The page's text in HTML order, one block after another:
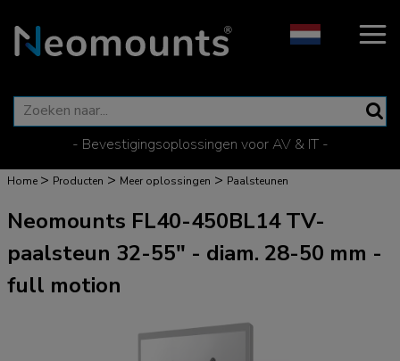
- Bevestigingsoplossingen voor AV & IT -
Home > Producten > Meer oplossingen > Paalsteunen
Neomounts FL40-450BL14 TV-
paalsteun 32-55" - diam. 28-50 mm -
full motion